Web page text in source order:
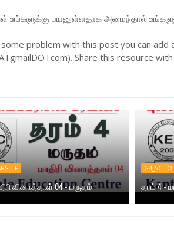
உங்களுக்கு பயனுள்ளதாக அமைந்தால்
problem with this post you can add
Share this resource
வினாத்தாள் 04 - மருதம் தரம் 4 -